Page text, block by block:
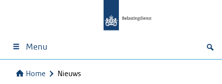
Menu
Home Nieuws